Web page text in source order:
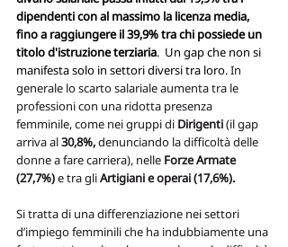
dipendenti con al massimo la licenza media,
fino a raggiungere il 39,9% tra chi possiede un
titolo d'istruzione terziaria.  Un gap che non si
manifesta solo in settori diversi tra loro. In
generale lo scarto salariale aumenta tra le
professioni con una ridotta presenza
femminile, come nei gruppi di Dirigenti (il gap
arriva al 30,8%, denunciando la difficoltà delle
donne a fare carriera), nelle Forze Armate
(27,7%) e tra gli Artigiani e operai (17,6%).
Si tratta di una differenziazione nei settori
d’impiego femminili che ha indubbiamente una